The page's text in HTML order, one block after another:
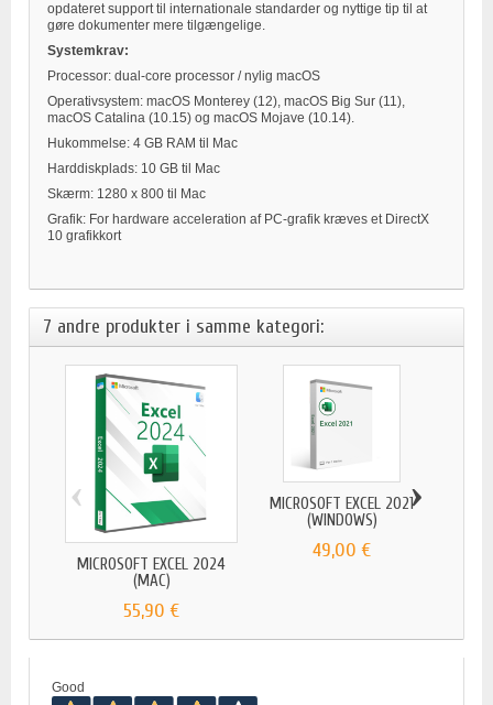
opdateret support til internationale standarder og nyttige tip til at
gøre dokumenter mere tilgængelige.
Systemkrav:
Processor: dual-core processor / nylig macOS
Operativsystem: macOS Monterey (12), macOS Big Sur (11),
macOS Catalina (10.15) og macOS Mojave (10.14).
Hukommelse: 4 GB RAM til Mac
Harddiskplads: 10 GB til Mac
Skærm: 1280 x 800 til Mac
Grafik: For hardware acceleration af PC-grafik kræves et DirectX
10 grafikkort
7 andre produkter i samme kategori:
MICROSOFT EXCEL 2024
(MAC)
55,90 €
MICROSOFT EXCEL 2021
(WINDOWS)
49,00 €
‹ ›
Good